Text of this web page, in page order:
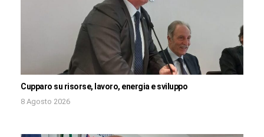
Cupparo su risorse, lavoro, energia e sviluppo
8 Agosto 2026